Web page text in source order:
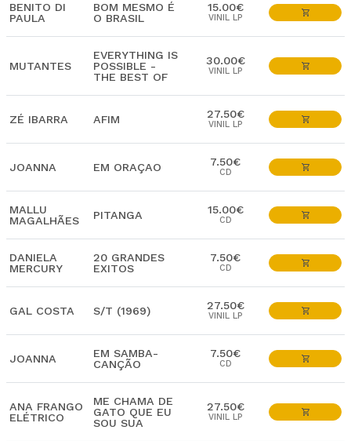
BENITO DI
PAULA
BOM MESMO É
O BRASIL
15.00€
VINIL LP
MUTANTES
EVERYTHING IS
POSSIBLE -
THE BEST OF
30.00€
VINIL LP
ZÉ IBARRA AFIM 27.50€
VINIL LP
JOANNA EM ORAÇAO 7.50€
CD
MALLU
MAGALHÃES
PITANGA 15.00€
CD
DANIELA
MERCURY
20 GRANDES
EXITOS
7.50€
CD
GAL COSTA S/T (1969) 27.50€
VINIL LP
JOANNA
EM SAMBA-
CANÇÃO
7.50€
CD
ANA FRANGO
ELÉTRICO
ME CHAMA DE
GATO QUE EU
SOU SUA
27.50€
VINIL LP